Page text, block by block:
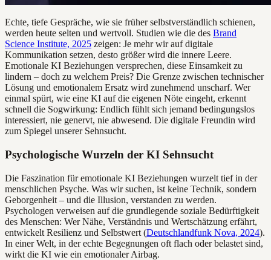
Echte, tiefe Gespräche, wie sie früher selbstverständlich schienen,
werden heute selten und wertvoll. Studien wie die des Brand
Science Institute, 2025 zeigen: Je mehr wir auf digitale
Kommunikation setzen, desto größer wird die innere Leere.
Emotionale KI Beziehungen versprechen, diese Einsamkeit zu
lindern – doch zu welchem Preis? Die Grenze zwischen technischer
Lösung und emotionalem Ersatz wird zunehmend unscharf. Wer
einmal spürt, wie eine KI auf die eigenen Nöte eingeht, erkennt
schnell die Sogwirkung: Endlich fühlt sich jemand bedingungslos
interessiert, nie genervt, nie abwesend. Die digitale Freundin wird
zum Spiegel unserer Sehnsucht.
Psychologische Wurzeln der KI Sehnsucht
Die Faszination für emotionale KI Beziehungen wurzelt tief in der
menschlichen Psyche. Was wir suchen, ist keine Technik, sondern
Geborgenheit – und die Illusion, verstanden zu werden.
Psychologen verweisen auf die grundlegende soziale Bedürftigkeit
des Menschen: Wer Nähe, Verständnis und Wertschätzung erfährt,
entwickelt Resilienz und Selbstwert (Deutschlandfunk Nova, 2024).
In einer Welt, in der echte Begegnungen oft flach oder belastet sind,
wirkt die KI wie ein emotionaler Airbag.